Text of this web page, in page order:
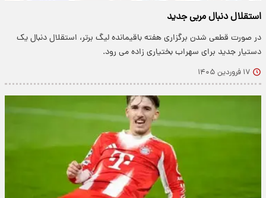
استقلال دنبال مربی جدید
در صورت قطعی شدن برگزاری هفته باقیمانده لیگ برتر، استقلال دنبال یک
دستیار جدید برای سهراب بختیاری زاده می رود.
۱۷ فروردین ۱۴۰۵